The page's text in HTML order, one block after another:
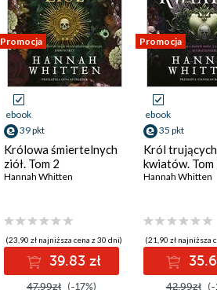
Promocja
ebook
39 pkt
Królowa śmiertelnych
ziół. Tom 2
Hannah Whitten
(23,90 zł najniższa cena z 30 dni)
39.83 zł
47.99zł (-17%)
Promocja
ebook
35 pkt
Król trujących
kwiatów. Tom
Hannah Whitten
(21,90 zł najniższa
42.99zł (-